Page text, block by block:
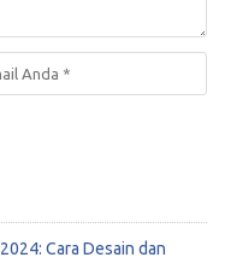
Cara Desain dan